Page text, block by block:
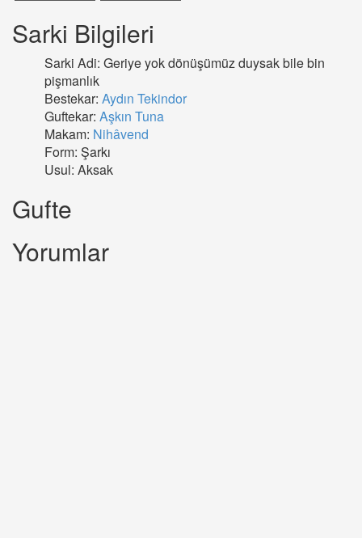
Sarki Bilgileri
Sarki Adi: Geriye yok dönüşümüz duysak bile bin
pişmanlık
Bestekar: Aydın Tekindor
Guftekar: Aşkın Tuna
Makam: Nihâvend
Form: Şarkı
Usul: Aksak
Gufte
Yorumlar